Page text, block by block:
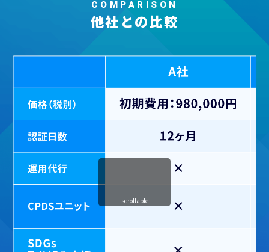
COMPARISON
他社との比較
scrollable